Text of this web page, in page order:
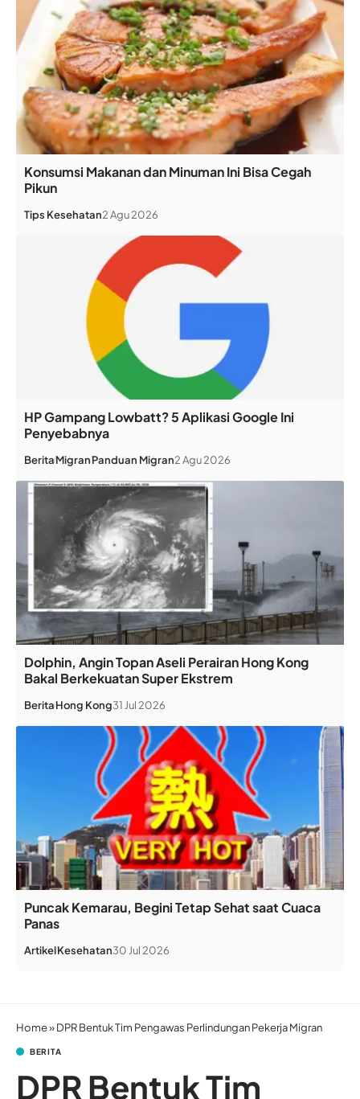
Konsumsi Makanan dan Minuman Ini Bisa Cegah
Pikun
Tips Kesehatan2 Agu 2026
HP Gampang Lowbatt? 5 Aplikasi Google Ini
Penyebabnya
BeritaMigranPanduan Migran2 Agu 2026
Dolphin, Angin Topan Aseli Perairan Hong Kong
Bakal Berkekuatan Super Ekstrem
BeritaHong Kong31 Jul 2026
Puncak Kemarau, Begini Tetap Sehat saat Cuaca
Panas
ArtikelKesehatan30 Jul 2026
Home»DPR Bentuk Tim Pengawas Perlindungan Pekerja Migran
BERITA
DPR Bentuk Tim